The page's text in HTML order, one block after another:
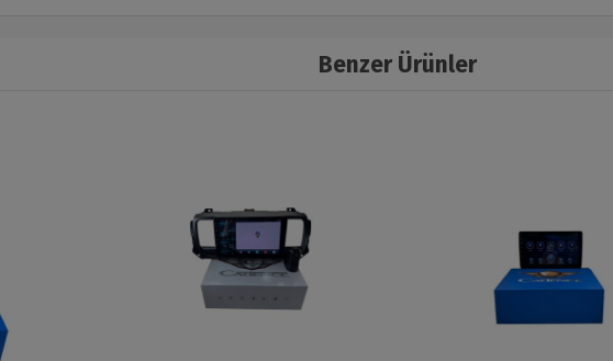
Benzer Ürünler